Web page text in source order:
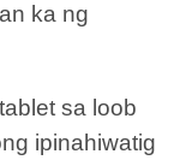
ka ng
sa loob
ipinahiwatig